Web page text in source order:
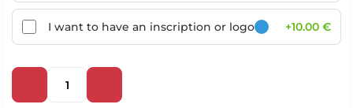
I want to have an inscription or logo +10.00 €